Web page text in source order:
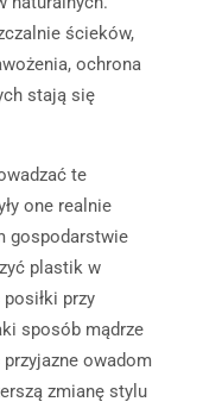
ścieków,
ochrona
stają się
te
one realnie
gospodarstwie
plastik w
przy
sposób mądrze
owadom
zmianę stylu